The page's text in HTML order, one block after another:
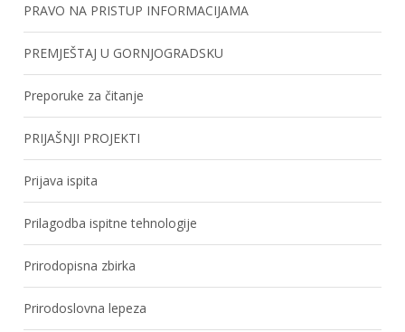
PRAVO NA PRISTUP INFORMACIJAMA
PREMJEŠTAJ U GORNJOGRADSKU
Preporuke za čitanje
PRIJAŠNJI PROJEKTI
Prijava ispita
Prilagodba ispitne tehnologije
Prirodopisna zbirka
Prirodoslovna lepeza